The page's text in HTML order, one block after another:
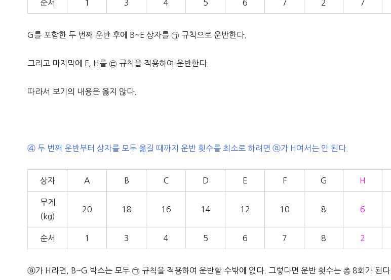
순서 1 3 4 5 6 7 2 7
G를 포함한 두 번째 운반 후에 B~E 상자를 ㉠ 규칙으로 운반한다.
그리고 마지막에 F, H를 ㉢ 규칙을 적용하여 운반한다.
따라서 보기의 내용은 옳지 않다.
④ 두 번째 운반부터 상자를 모두 옮길 때까지 운반 횟수를 최소로 하려면 ⓐ가 H여서는 안 된다.
상자 A B C D E F G H
무게
(kg)
20 18 16 14 12 10 8 6
순서 1 3 4 5 6 7 8 2
ⓐ가 H라면, B~G 박스는 모두 ㉠ 규칙을 적용하여 운반할 수밖에 없다. 그렇다면 운반 횟수는 총 8회가 된다.